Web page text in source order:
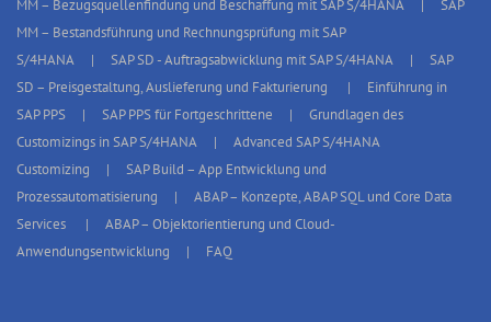
MM – Bezugsquellenfindung und Beschaffung mit SAP S/4HANA
SAP
MM – Bestandsführung und Rechnungsprüfung mit SAP
S/4HANA
SAP SD - Auftragsabwicklung mit SAP S/4HANA
SAP
SD – Preisgestaltung, Auslieferung und Fakturierung
Einführung in
SAP PPS
SAP PPS für Fortgeschrittene
Grundlagen des
Customizings in SAP S/4HANA
Advanced SAP S/4HANA
Customizing
SAP Build – App Entwicklung und
Prozessautomatisierung
ABAP – Konzepte, ABAP SQL und Core Data
Services
ABAP – Objektorientierung und Cloud-
Anwendungsentwicklung
FAQ